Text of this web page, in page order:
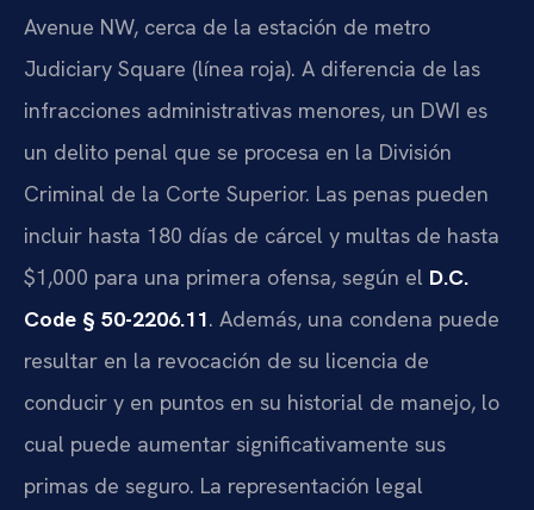
Avenue NW, cerca de la estación de metro
Judiciary Square (línea roja). A diferencia de las
infracciones administrativas menores, un DWI es
un delito penal que se procesa en la División
Criminal de la Corte Superior. Las penas pueden
incluir hasta 180 días de cárcel y multas de hasta
$1,000 para una primera ofensa, según el D.C.
Code § 50-2206.11. Además, una condena puede
resultar en la revocación de su licencia de
conducir y en puntos en su historial de manejo, lo
cual puede aumentar significativamente sus
primas de seguro. La representación legal